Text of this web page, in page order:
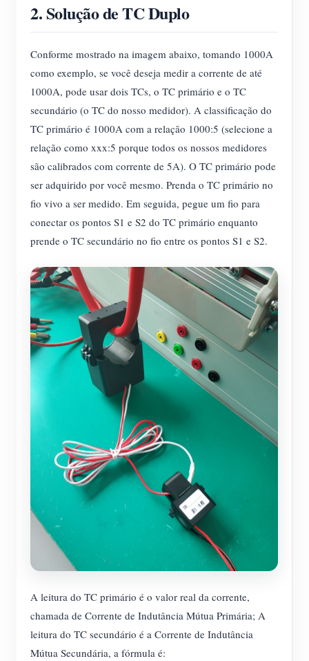
Aplicações
Monitor de energia do sistema solar fotovoltaico
Sistema de controle de aquecedor FV
Automação residencial
Monitoramento de energia da fábrica
Loja
Recursos
Início rápido do produto
Documento
Vídeo tutorial
FAQ
Notícias
Blog
Comunidade
Programa de contribuidores
Centro de contribuidores
Atividades IAMMETER
Fórum
Explorar site
Ranking FV
Soluções
Sobre nós
2. Solução de TC Duplo
Conforme mostrado na imagem abaixo, tomando 1000A
como exemplo, se você deseja medir a corrente de até
1000A, pode usar dois TCs, o TC primário e o TC
secundário (o TC do nosso medidor). A classificação do
TC primário é 1000A com a relação 1000:5 (selecione a
relação como xxx:5 porque todos os nossos medidores
são calibrados com corrente de 5A). O TC primário pode
ser adquirido por você mesmo. Prenda o TC primário no
fio vivo a ser medido. Em seguida, pegue um fio para
conectar os pontos S1 e S2 do TC primário enquanto
prende o TC secundário no fio entre os pontos S1 e S2.
A leitura do TC primário é o valor real da corrente,
chamada de Corrente de Indutância Mútua Primária; A
leitura do TC secundário é a Corrente de Indutância
Mútua Secundária, a fórmula é: